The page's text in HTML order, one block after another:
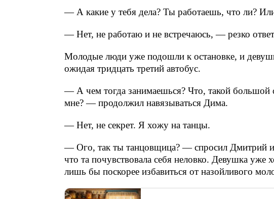
— А какие у тебя дела? Ты работаешь, что ли?
— Нет, не работаю и не встречаюсь, — резко
Молодые люди уже подошли к остановке, и
ожидая тридцать третий автобус.
— А чем тогда занимаешься? Что, такой большой
мне? — продолжил навязываться Дима.
— Нет, не секрет. Я хожу на танцы.
— Ого, так ты танцовщица? — спросил Дмитрий и
что та почувствовала себя неловко. Девушка уже
лишь бы поскорее избавиться от назойливого